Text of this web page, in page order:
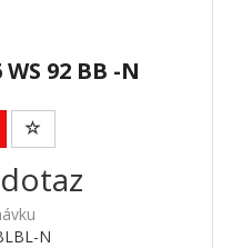
WS 92 BB -N
N